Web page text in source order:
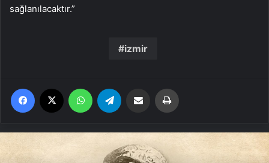
sağlanılacaktır.”
izmir
Facebook WhatsApp Email'den paylaş